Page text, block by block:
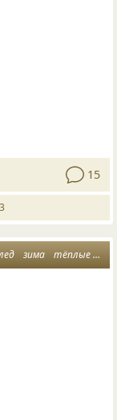
15
зима тёплые объятия